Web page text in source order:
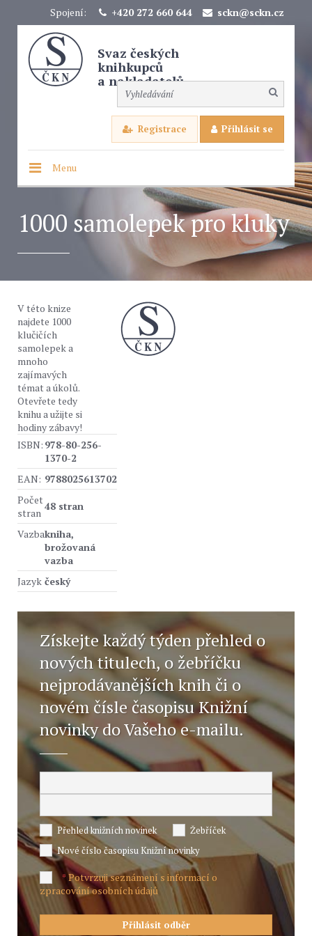
Spojení: +420 272 660 644 sckn@sckn.cz
Svaz českých
knihkupců
a nakladatelů
Registrace Přihlásit se
Menu
1000 samolepek pro kluky
V této knize
najdete 1000
klučičích
samolepek a
mnoho
zajímavých
témat a úkolů.
Otevřete tedy
knihu a užijte si
hodiny zábavy!
ISBN: 978-80-256-
1370-2
EAN: 9788025613702
Počet
stran
48 stran
Vazbakniha,
brožovaná
vazba
Jazyk český
Získejte každý týden přehled o
nových titulech, o žebříčku
nejprodávanějších knih či o
novém čísle časopisu Knižní
novinky do Vašeho e-mailu.
Přehled knižních novinek
Žebříček
Nové číslo časopisu Knižní novinky
*Potvrzuji seznámení s informací o
zpracování osobních údajů